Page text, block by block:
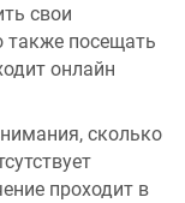
свои
посещать
онлайн
сколько
проходит в